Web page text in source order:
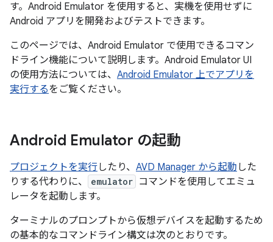
す。Android Emulator を使用すると、実機を使用せずに
Android アプリを開発およびテストできます。
このページでは、Android Emulator で使用できるコマン
ドライン機能について説明します。Android Emulator UI
の使用方法については、 Android Emulator 上でアプリを
実行するをご覧ください。
Android Emulator の起動
プロジェクトを実行したり、 AVD Manager から起動 した
りする代わりに、
emulator コマンドを使用してエミュ
レータを起動します。
ターミナルのプロンプトから仮想デバイスを起動するため
の基本的なコマンドライン構文は次のとおりです。